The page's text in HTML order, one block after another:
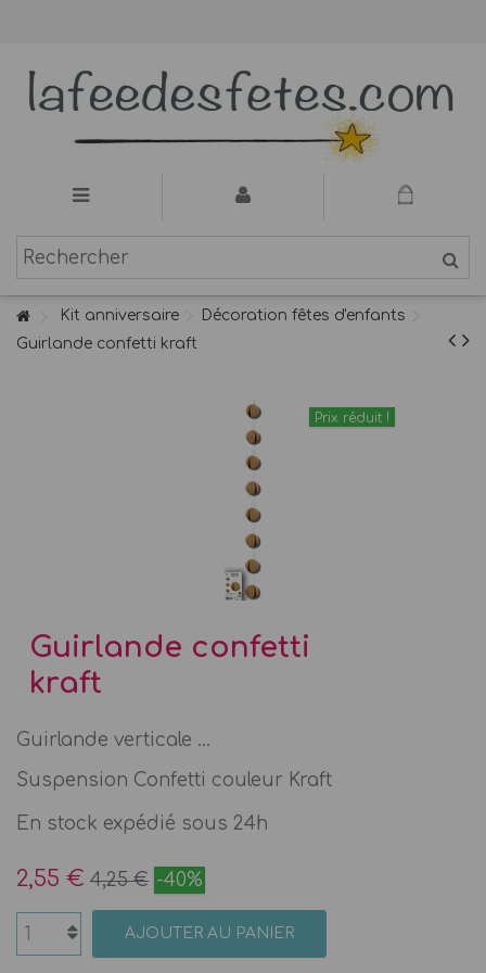
Kit anniversaire
Décoration fêtes d'enfants
Guirlande confetti kraft
Prix réduit !
Guirlande confetti
kraft
Guirlande verticale ...
Suspension Confetti couleur Kraft
En stock expédié sous 24h
2,55 € 4,25 € -40%
AJOUTER AU PANIER